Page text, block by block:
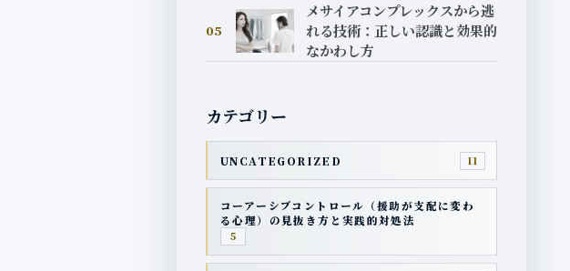
05
メサイアコンプレックスから逃
れる技術：正しい認識と効果的
なかわし方
カテゴリー
UNCATEGORIZED 11
コーアーシブコントロール（援助が支配に変わ
る心理）の見抜き方と実践的対処法
5